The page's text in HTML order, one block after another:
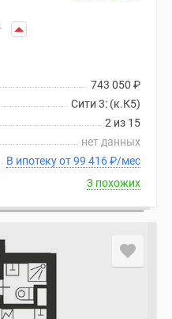
743 050 ₽
Сити 3: (к.К5)
2 из 15
нет данных
В ипотеку от 99 416₽/мес
3 похожих